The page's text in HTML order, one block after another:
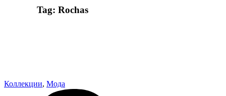
Tag: Rochas
Коллекции, Мода